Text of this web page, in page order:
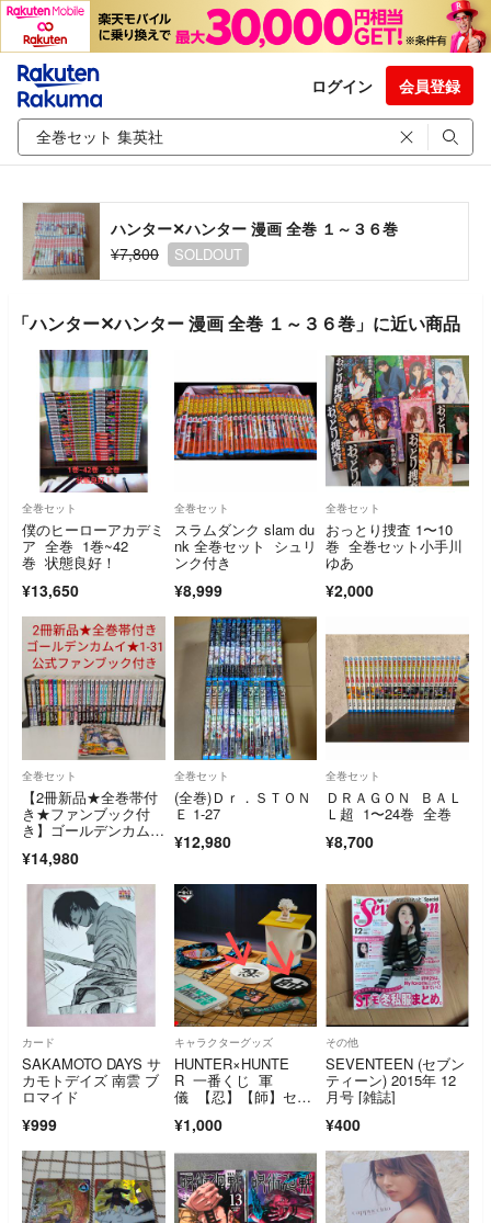
ログイン 会員登録
ハンター✕ハンター 漫画 全巻 １～３６巻
¥7,800
SOLDOUT
「ハンター✕ハンター 漫画 全巻 １～３６巻」に近い商品
全巻セット
僕のヒーローアカデミ
ア 全巻 1巻~42
巻 状態良好！
¥13,650
全巻セット
スラムダンク slam du
nk 全巻セット シュリ
ンク付き
¥8,999
全巻セット
おっとり捜査 1〜10
巻 全巻セット小手川
ゆあ
¥2,000
全巻セット
【2冊新品★全巻帯付
き★ファンブック付
き】ゴールデンカムイ
¥14,980
全巻セット
(全巻)Ｄｒ．ＳＴＯＮ
Ｅ 1-27
¥12,980
全巻セット
ＤＲＡＧＯＮ ＢＡＬ
Ｌ超 1〜24巻 全巻
¥8,700
カード
SAKAMOTO DAYS サ
カモトデイズ 南雲 ブ
ロマイド
¥999
キャラクターグッズ
HUNTER×HUNTE
R 一番くじ 軍
儀 【忍】【師】セッ
¥1,000
その他
SEVENTEEN (セブン
ティーン) 2015年 12
月号 [雑誌]
¥400